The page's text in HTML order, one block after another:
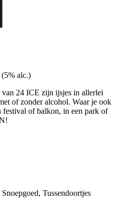
alc.)
24 ICE zijn ijsjes in allerlei
of zonder alcohol. Waar je ook
festival of balkon, in een park of
Tussendoortjes